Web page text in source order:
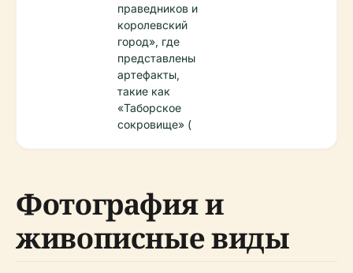
праведников и
королевский
город», где
представлены
артефакты,
такие как
«Таборское
сокровище» (
Фотография и
живописные виды